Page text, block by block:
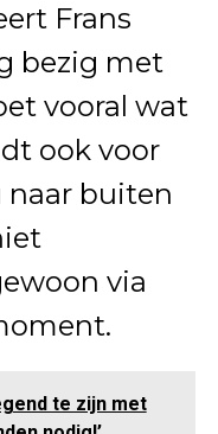
Frans
bezig met
vooral wat
ook voor
naar buiten
via
te zijn met